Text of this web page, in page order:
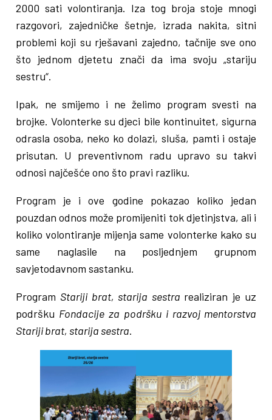
2000 sati volontiranja. Iza tog broja stoje mnogi
razgovori, zajedničke šetnje, izrada nakita, sitni
problemi koji su rješavani zajedno, tačnije sve ono
što jednom djetetu znači da ima svoju „stariju
sestru“.
Ipak, ne smijemo i ne želimo program svesti na
brojke. Volonterke su djeci bile kontinuitet, sigurna
odrasla osoba, neko ko dolazi, sluša, pamti i ostaje
prisutan. U preventivnom radu upravo su takvi
odnosi najčešće ono što pravi razliku.
Program je i ove godine pokazao koliko jedan
pouzdan odnos može promijeniti tok djetinjstva, ali i
koliko volontiranje mijenja same volonterke kako su
same naglasile na posljednjem grupnom
savjetodavnom sastanku.
Program Stariji brat, starija sestra realiziran je uz
podršku Fondacije za podršku i razvoj mentorstva
Stariji brat, starija sestra.